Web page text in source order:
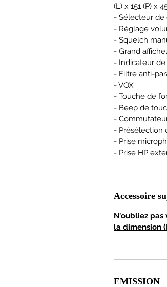
(L) x 151 (P) x
- Sélecteur
- Réglage
- Squelch
- Grand
- Indicateur de
- Filtre anti-
- VOX
- Touche de
- Beep de
-
- Présélection
- Prise
- Prise HP
Accessoire
N'oubliez pas
la dimension
EMISSION